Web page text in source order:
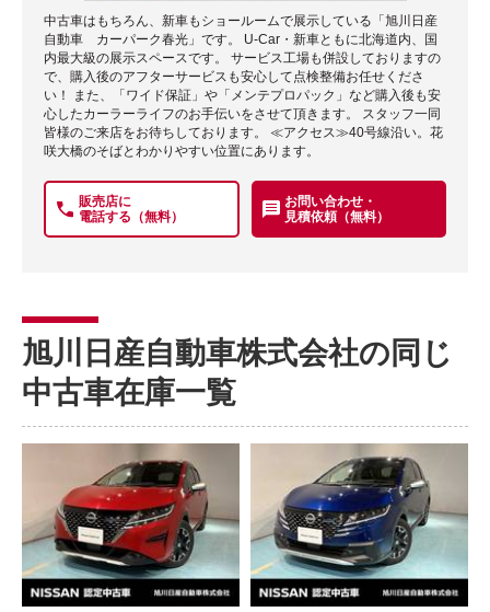
中古車はもちろん、新車もショールームで展示している「旭川日産
自動車 カーパーク春光」です。 U-Car・新車ともに北海道内、国
内最大級の展示スペースです。 サービス工場も併設しておりますの
で、購入後のアフターサービスも安心して点検整備お任せくださ
い！ また、「ワイド保証」や「メンテプロパック」など購入後も安
心したカーラーライフのお手伝いをさせて頂きます。 スタッフ一同
皆様のご来店をお待ちしております。 ≪アクセス≫40号線沿い。花
咲大橋のそばとわかりやすい位置にあります。
販売店に
電話する（無料）
お問い合わせ・
見積依頼（無料）
旭川日産自動車株式会社の同じ
中古車在庫一覧